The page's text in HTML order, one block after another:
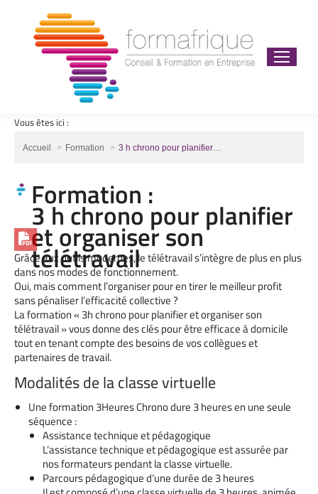
Vous êtes ici :
Vous êtes ici :
Accueil Formation 3 h chrono pour planifier…
Formation :
3 h chrono pour planifier
et organiser son
télétravail
Grâce aux outils modernes, le télétravail s’intègre de plus en plus
dans nos modes de fonctionnement.
Oui, mais comment l’organiser pour en tirer le meilleur profit
sans pénaliser l’efficacité collective ?
La formation « 3h chrono pour planifier et organiser son
télétravail » vous donne des clés pour être efficace à domicile
tout en tenant compte des besoins de vos collègues et
partenaires de travail.
Modalités de la classe virtuelle
Une formation 3Heures Chrono dure 3 heures en une seule
séquence :
Assistance technique et pédagogique
L’assistance technique et pédagogique est assurée par
nos formateurs pendant la classe virtuelle.
Parcours pédagogique d’une durée de 3 heures